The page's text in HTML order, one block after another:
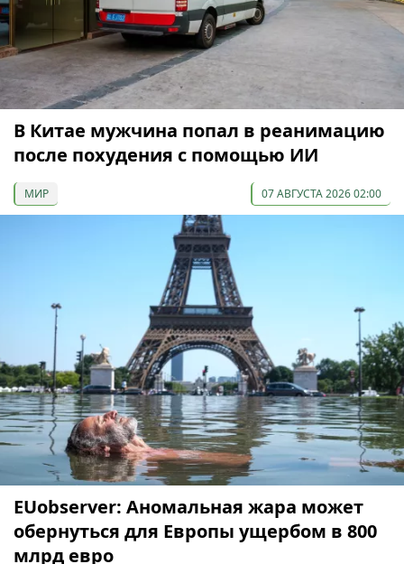
В Китае мужчина попал в реанимацию
после похудения с помощью ИИ
МИР 07 АВГУСТА 2026 02:00
EUobserver: Аномальная жара может
обернуться для Европы ущербом в 800
млрд евро